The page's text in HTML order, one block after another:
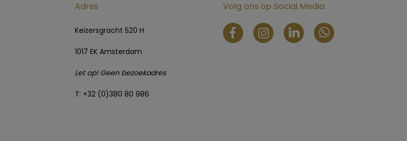
Adres
Keizersgracht 520 H
1017 EK Amsterdam
Let op! Geen bezoekadres
T: +32 (0)380 80 986
Volg ons op Social Media